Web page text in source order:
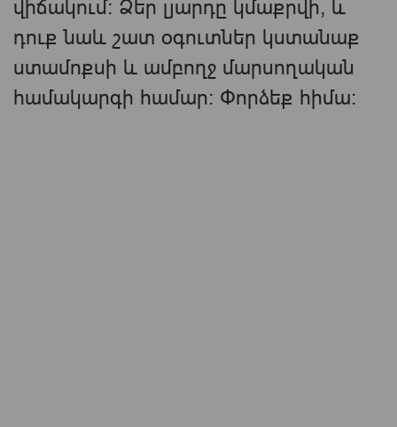
վիճակում։ Ձեր լյարդը կմաքրվի, և
դուք նաև շատ օգուտներ կստանաք
ստամոքսի և ամբողջ մարսողական
համակարգի համար: Փորձեք հիմա: